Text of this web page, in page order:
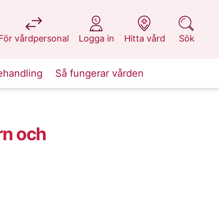
vårdpersonal
på 1177.se
Logga in
på 1177.se
Hitta vård
på 1177.se
Sök
på 1177.se
Så fungerar vården
och